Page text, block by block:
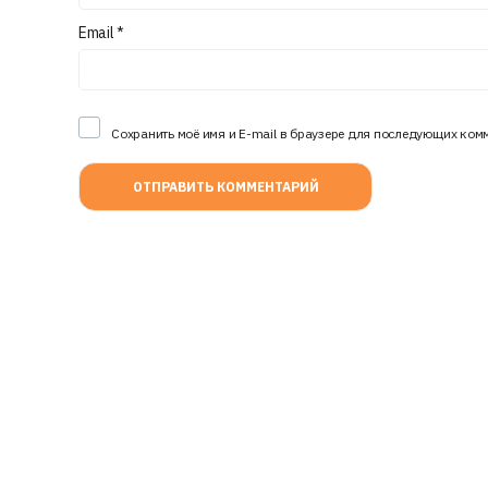
Email*
Сохранить моё имя и E-mail в браузере для последующих